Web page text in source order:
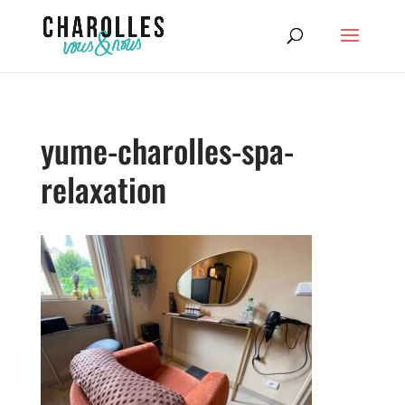
yume-charolles-spa-
relaxation